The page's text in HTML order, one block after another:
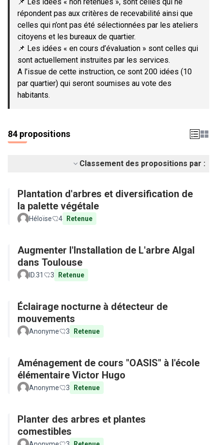
répondent pas aux critères de recevabilité ainsi que
celles qui n’ont pas été sélectionnées par les ateliers
citoyens et les bureaux de quartier.
📌 Les idées « en cours d’évaluation » sont celles qui
sont actuellement instruites par les services.
A l’issue de cette instruction, ce sont 200 idées (10
par quartier) qui seront soumises au vote des
habitants.
84 propositions
Classement des propositions par :
Plantation d'arbres et diversification de
la palette végétale
Héloïse 4 Retenue
Augmenter l'Installation de L'arbre Algal
dans Toulouse
ID.31 3 Retenue
Éclairage nocturne à détecteur de
mouvements
Anonyme 3 Retenue
Aménagement de cours "OASIS" à l'école
élémentaire Victor Hugo
Anonyme 3 Retenue
Planter des arbres et plantes
comestibles